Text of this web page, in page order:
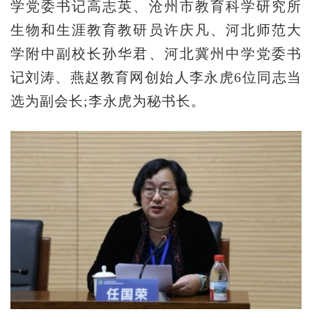
学党委书记高志英、沧州市教育科学研究所
生物和生涯教育教研员许庆凡、河北师范大
学附中副校长孙华君、河北冀州中学党委书
记刘涛、燕赵教育网创始人李永虎6位同志当
选为副会长;李永虎为秘书长。